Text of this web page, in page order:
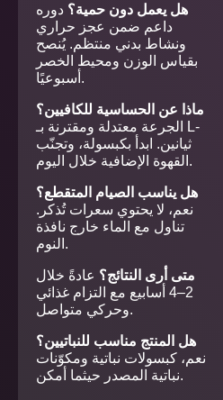
هل يعمل دون حمية؟ دوره
داعم ضمن عجز حراري
ونشاط بدني منتظم. يُنصح
بقياس الوزن ومحيط الخصر
أسبوعيًا.
ماذا عن الحساسية للكافيين؟
الجرعة معتدلة ومقترنة بـ L-
ثيانين. ابدأ بكبسولة، وتجنّب
القهوة الإضافية خلال اليوم.
هل يناسب الصيام المتقطع؟
نعم، لا يحتوي سعرات تُذكر.
تناول مع الماء خارج نافذة
النوم.
متى أرى النتائج؟ عادةً خلال
2–4 أسابيع مع التزام غذائي
وحركي متواصل.
هل المنتج مناسب للنباتيين؟
نعم، كبسولات نباتية ومكوّنات
نباتية المصدر حيثما أمكن.